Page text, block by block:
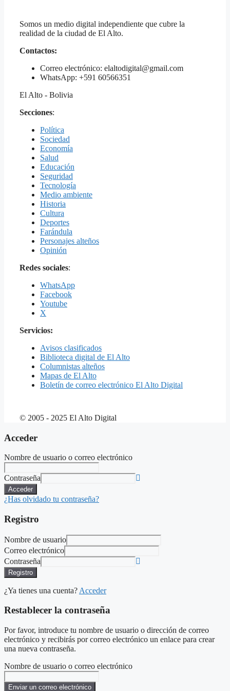
Somos un medio digital independiente que cubre la
realidad de la ciudad de El Alto.
Contactos:
Correo electrónico: elaltodigital@gmail.com
WhatsApp: +591 60566351
El Alto - Bolivia
Secciones:
Política
Sociedad
Economía
Salud
Educación
Seguridad
Tecnología
Medio ambiente
Historia
Cultura
Deportes
Farándula
Personajes alteños
Opinión
Redes sociales:
WhatsApp
Facebook
Youtube
X
Servicios:
Avisos clasificados
Biblioteca digital de El Alto
Columnistas alteños
Mapas de El Alto
Boletín de correo electrónico El Alto Digital
© 2005 - 2025 El Alto Digital
Acceder
Nombre de usuario o correo electrónico
Contraseña
Acceder
¿Has olvidado tu contraseña?
Registro
Nombre de usuario
Correo electrónico
Contraseña
Registro
¿Ya tienes una cuenta? Acceder
Restablecer la contraseña
Por favor, introduce tu nombre de usuario o dirección de correo
electrónico y recibirás por correo electrónico un enlace para crear
una nueva contraseña.
Nombre de usuario o correo electrónico
Enviar un correo electrónico